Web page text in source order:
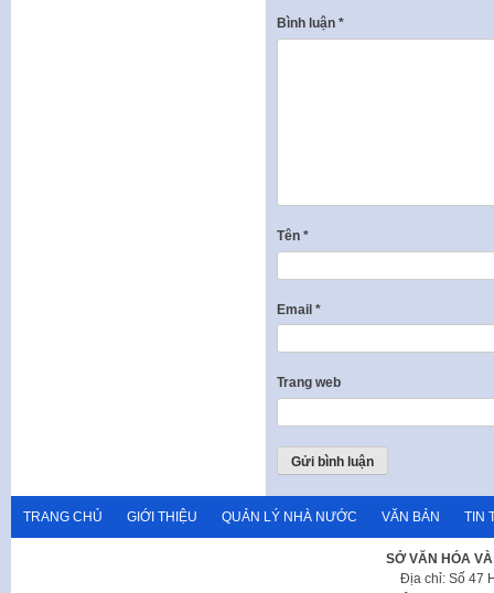
Bình luận *
Tên *
Email *
Trang web
TRANG CHỦ GIỚI THIỆU QUẢN LÝ NHÀ NƯỚC VĂN BẢN TIN
SỞ VĂN HÓA
Địa chỉ: Số 47